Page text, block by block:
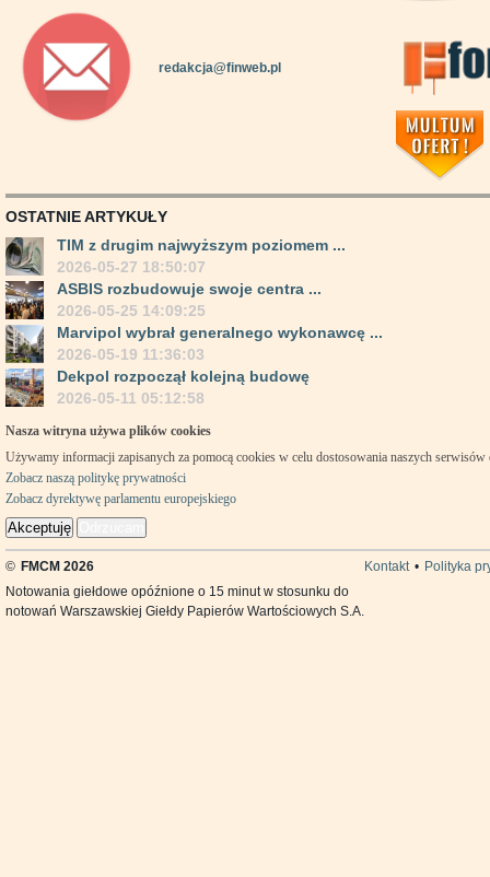
redakcja@finweb.pl
OSTATNIE ARTYKUŁY
TIM z drugim najwyższym poziomem ...
2026-05-27 18:50:07
ASBIS rozbudowuje swoje centra ...
2026-05-25 14:09:25
Marvipol wybrał generalnego wykonawcę ...
2026-05-19 11:36:03
Dekpol rozpoczął kolejną budowę
2026-05-11 05:12:58
Nasza witryna używa plików cookies
Używamy informacji zapisanych za pomocą cookies w celu dostosowania naszych
Zobacz naszą politykę prywatności
Zobacz dyrektywę parlamentu europejskiego
Akceptuję
© FMCM 2026 Kontakt • Polityka
Notowania giełdowe opóźnione o 15 minut w stosunku do
notowań Warszawskiej Giełdy Papierów Wartościowych S.A.